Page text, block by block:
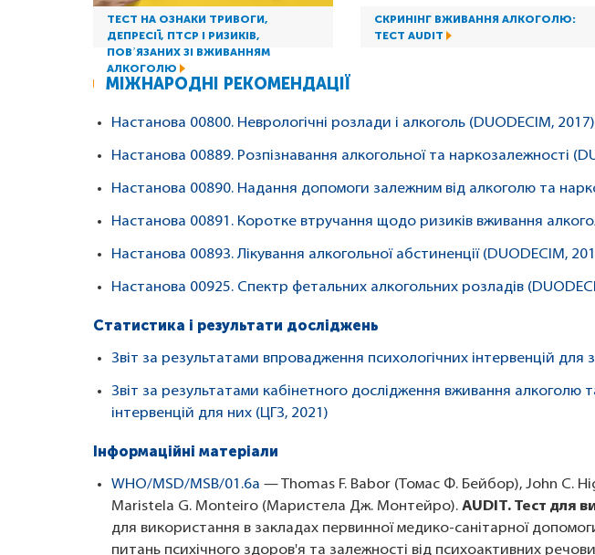
ТЕСТ НА ОЗНАКИ ТРИВОГИ,
ДЕПРЕСІЇ, ПТСР І РИЗИКІВ,
ПОВʼЯЗАНИХ ЗІ ВЖИВАННЯМ
АЛКОГОЛЮ
СКРИНІНГ ВЖИВАННЯ АЛКОГОЛЮ:
ТЕСТ AUDIT
МІЖНАРОДНІ РЕКОМЕНДАЦІЇ
Настанова 00800. Неврологічні розлади і алкоголь (DUODECIM, 2017)
Настанова 00889. Розпізнавання алкогольної та наркозалежності
Настанова 00890. Надання допомоги залежним від алкоголю та
Настанова 00891. Коротке втручання щодо ризиків вживання
Настанова 00893. Лікування алкогольної абстиненції (DUODECIM,
Настанова 00925. Спектр фетальних алкогольних розладів
Статистика і результати досліджень
Звіт за результатами впровадження психологічних інтервенцій
Звіт за результатами кабінетного дослідження вживання
інтервенцій для них (ЦГЗ, 2021)
Інформаційні матеріали
WHO/MSD/MSB/01.6a — Thomas F. Babor (Томас Ф. Бейбор), John C.
Maristela G. Monteiro (Маристела Дж. Монтейро). AUDIT. Тест для
для використання в закладах первинної медико-санітарної
питань психічного здоров'я та залежності від психоактивних